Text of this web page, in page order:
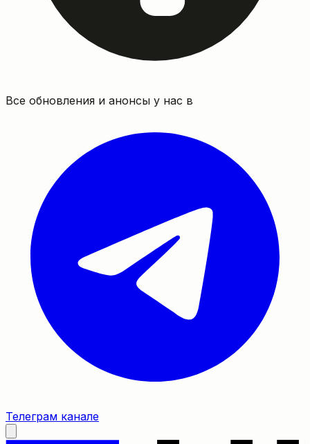
Все обновления и анонсы у нас в
Телеграм канале